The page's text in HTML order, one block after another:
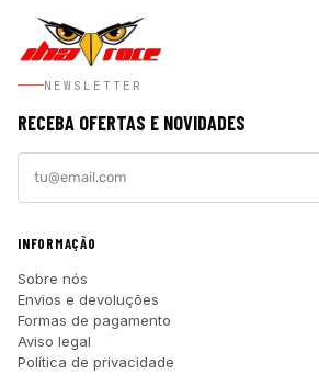
NEWSLETTER
RECEBA OFERTAS E NOVIDADES
INFORMAÇÃO
Sobre nós
Envios e devoluções
Formas de pagamento
Aviso legal
Política de privacidade